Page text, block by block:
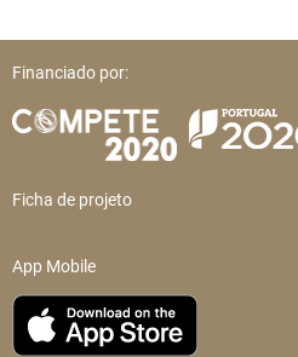
Financiado por:
Ficha de projeto
App Mobile